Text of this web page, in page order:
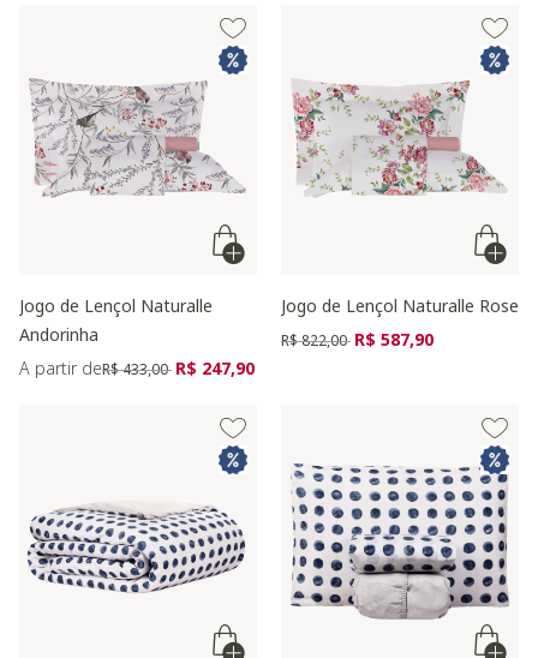
Jogo de Lençol Naturalle
Andorinha
A partir dePreço reduzido de
R$ 433,00 para
R$ 247,90
Jogo de Lençol Naturalle Rose
Preço reduzido de
R$ 822,00 para
R$ 587,90